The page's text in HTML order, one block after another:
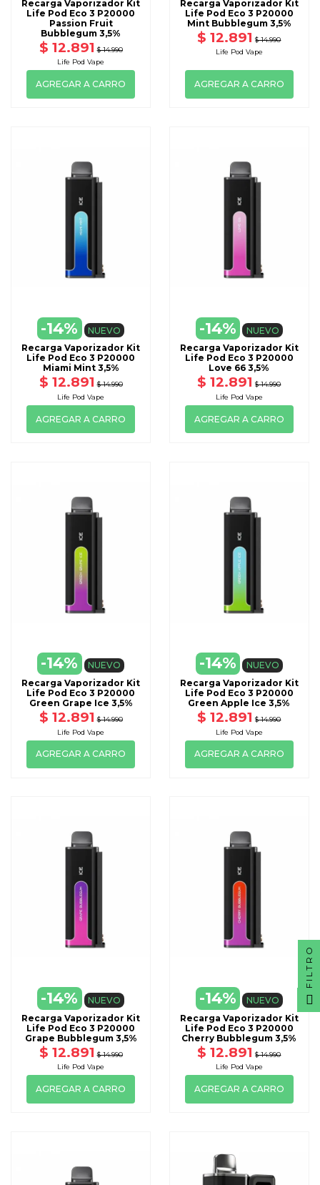
Recarga Vaporizador Kit
Life Pod Eco 3 P20000
Passion Fruit
Bubblegum 3,5%
$ 12.891 $ 14.990
Life Pod Vape
AGREGAR A CARRO
Recarga Vaporizador Kit
Life Pod Eco 3 P20000
Mint Bubblegum 3,5%
$ 12.891 $ 14.990
Life Pod Vape
AGREGAR A CARRO
-14%
NUEVO
Recarga Vaporizador Kit
Life Pod Eco 3 P20000
Miami Mint 3,5%
$ 12.891 $ 14.990
Life Pod Vape
AGREGAR A CARRO
-14%
NUEVO
Recarga Vaporizador Kit
Life Pod Eco 3 P20000
Love 66 3,5%
$ 12.891 $ 14.990
Life Pod Vape
AGREGAR A CARRO
-14%
NUEVO
Recarga Vaporizador Kit
Life Pod Eco 3 P20000
Green Grape Ice 3,5%
$ 12.891 $ 14.990
Life Pod Vape
AGREGAR A CARRO
-14%
NUEVO
Recarga Vaporizador Kit
Life Pod Eco 3 P20000
Green Apple Ice 3,5%
$ 12.891 $ 14.990
Life Pod Vape
AGREGAR A CARRO
-14%
NUEVO
Recarga Vaporizador Kit
Life Pod Eco 3 P20000
Grape Bubblegum 3,5%
$ 12.891 $ 14.990
Life Pod Vape
AGREGAR A CARRO
-14%
NUEVO
Recarga Vaporizador Kit
Life Pod Eco 3 P20000
Cherry Bubblegum 3,5%
$ 12.891 $ 14.990
Life Pod Vape
AGREGAR A CARRO
FILTRO